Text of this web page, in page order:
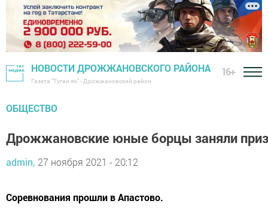
НОВОСТИ ДРОЖЖАНОВСКОГО РАЙОНА
Газета "Туган як" - Дрожжановский район
16+
ОБЩЕСТВО
Дрожжановские юные борцы заняли
admin, 27 ноября 2021 - 20:12
Соревнования прошли в Апастово.